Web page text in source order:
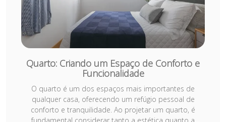
Quarto: Criando um Espaço de Conforto e
Funcionalidade
O quarto é um dos espaços mais importantes de
qualquer casa, oferecendo um refúgio pessoal de
conforto e tranquilidade. Ao projetar um quarto, é